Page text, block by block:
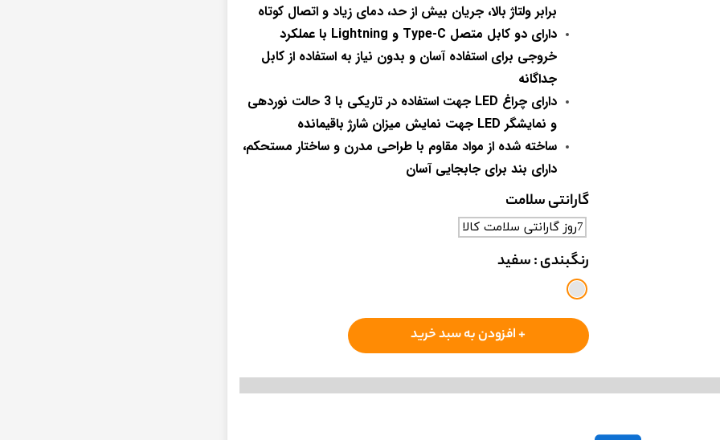
برابر ولتاژ بالا، جریان بیش از حد، دمای زیاد و اتصال کوتاه
دارای دو کابل متصل Type-C و Lightning با عملکرد
خروجی برای استفاده آسان و بدون نیاز به استفاده از کابل
جداگانه
دارای چراغ LED جهت استفاده در تاریکی با 3 حالت نوردهی
و نمایشگر LED جهت نمایش میزان شارژ باقیمانده
ساخته شده از مواد مقاوم با طراحی مدرن و ساختار مستحکم،
دارای بند برای جابجایی آسان
گارانتی سلامت
7روز گارانتی سلامت کالا
رنگبندی: سفید
+ افزودن به سبد خرید